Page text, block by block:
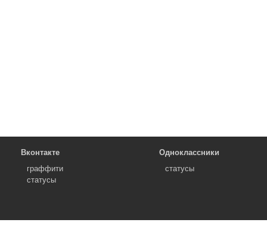
Вконтакте
граффити
статусы
Одноклассники
статусы